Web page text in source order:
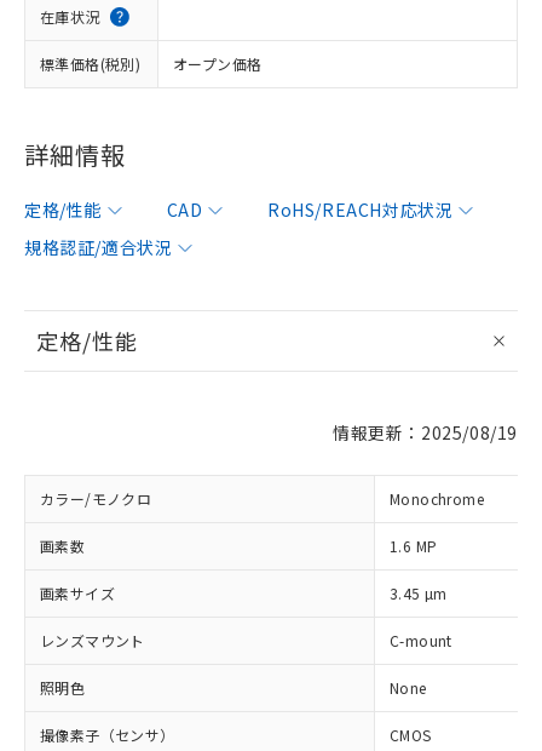
在庫状況
標準価格(税別) オープン価格
詳細情報
定格/性能 CAD
RoHS/REACH対応状況
規格認証/適合状況
定格/性能
情報更新：2025/08/19
カラー/モノクロ Monochrome
画素数 1.6 MP
画素サイズ 3.45 µm
レンズマウント C-mount
照明色 None
撮像素子（センサ） CMOS